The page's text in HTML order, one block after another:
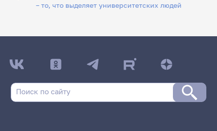
– то, что выделяет университетских людей